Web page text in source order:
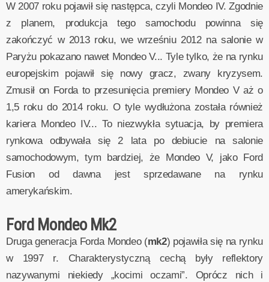
W 2007 roku pojawił się następca, czyli Mondeo IV. Zgodnie
z planem, produkcja tego samochodu powinna się
zakończyć w 2013 roku, we wrześniu 2012 na salonie w
Paryżu pokazano nawet Mondeo V... Tyle tylko, że na rynku
europejskim pojawił się nowy gracz, zwany kryzysem.
Zmusił on Forda to przesunięcia premiery Mondeo V aż o
1,5 roku do 2014 roku. O tyle wydłużona została również
kariera Mondeo IV... To niezwykła sytuacja, by premiera
rynkowa odbywała się 2 lata po debiucie na salonie
samochodowym, tym bardziej, że Mondeo V, jako Ford
Fusion od dawna jest sprzedawane na rynku
amerykańskim.
Ford Mondeo Mk2
Druga generacja Forda Mondeo (mk2) pojawiła się na rynku
w 1997 r. Charakterystyczną cechą były reflektory
nazywanymi niekiedy „kocimi oczami”. Oprócz nich i